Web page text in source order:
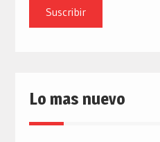
email
Lo mas nuevo